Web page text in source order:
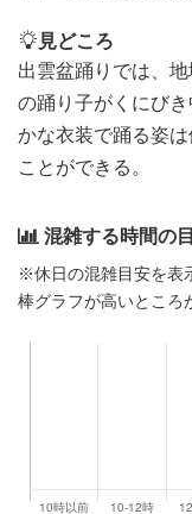
見どころ
出雲盆踊りでは、
の踊り子がくにび
かな衣装で踊る姿
ことができる。
混雑する時間の
※休日の混雑目安を表
棒グラフが高いところ